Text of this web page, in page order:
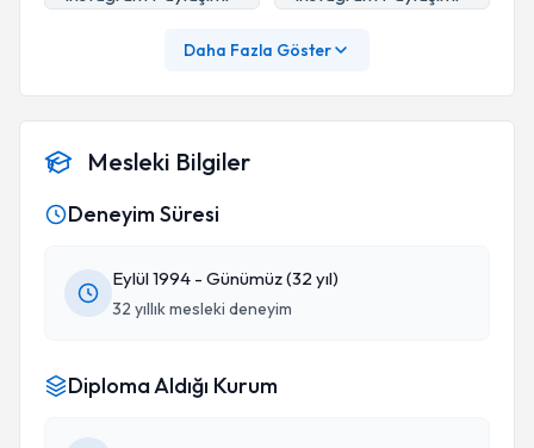
Daha Fazla Göster
Mesleki Bilgiler
Deneyim Süresi
Eylül 1994 - Günümüz (32 yıl)
32 yıllık mesleki deneyim
Diploma Aldığı Kurum